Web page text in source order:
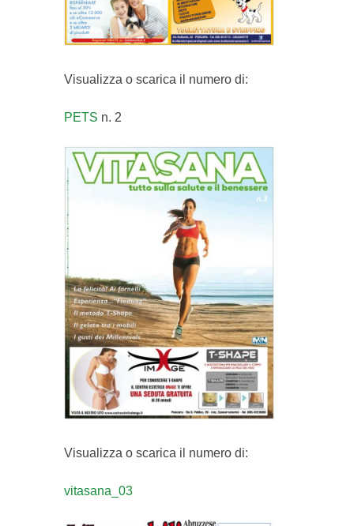
Visualizza o scarica il numero di:
PETS n. 2
Visualizza o scarica il numero di:
vitasana_03